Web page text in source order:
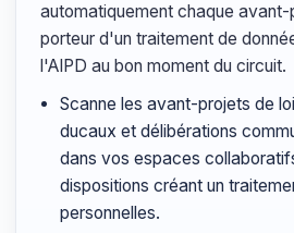
automatiquement chaque
porteur d'un traitement de
l'AIPD au bon moment du circuit.
Scanne les avant-projets de
ducaux et délibérations
dans vos espaces
dispositions créant un
personnelles.